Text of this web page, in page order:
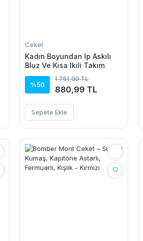
Ceket
Kadın Boyundan Ip Askılı
Bluz Ve Kısa Ikili Takım
%50
1.761,99 TL
880,99 TL
Sepete Ekle